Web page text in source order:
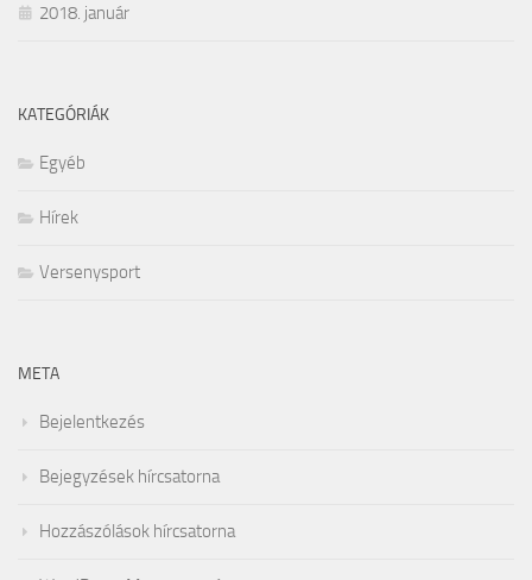
2018. január
KATEGÓRIÁK
Egyéb
Hírek
Versenysport
META
Bejelentkezés
Bejegyzések hírcsatorna
Hozzászólások hírcsatorna